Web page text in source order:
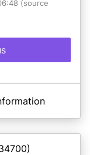
(source
pour